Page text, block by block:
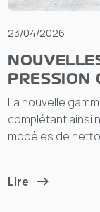
23/04/2026
PRESSION
La nouvelle
complétant ainsi
modèles de
Lire